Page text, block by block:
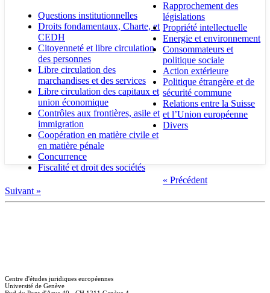
Questions institutionnelles
Droits fondamentaux, Charte, et
CEDH
Citoyenneté et libre circulation
des personnes
Libre circulation des
marchandises et des services
Libre circulation des capitaux et
union économique
Contrôles aux frontières, asile et
immigration
Coopération en matière civile et
en matière pénale
Concurrence
Fiscalité et droit des sociétés
Rapprochement des
législations
Propriété intellectuelle
Energie et environnement
Consommateurs et
politique sociale
Action extérieure
Politique étrangère et de
sécurité commune
Relations entre la Suisse
et l’Union européenne
Divers
« Précédent
Suivant »
Centre d'études juridiques européennes
Université de Genève